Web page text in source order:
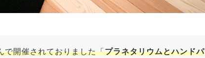
で開催されておりました「プラネタリウムとハンドパ